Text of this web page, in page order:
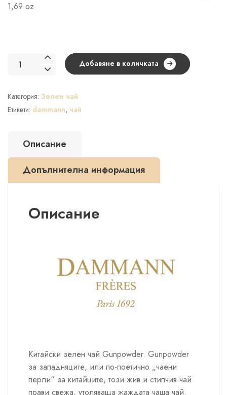
1,69 oz
количество
Gunpowder
–
сашета/
кутия
Добавяне в количката
Категория: Зелен чай
Етикети: dammann, чай
Описание
Допълнителна информация
Описание
Китайски зелен чай Gunpowder. Gunpowder
за западняците, или по-поетично „чаени
перли“ за китайците, този жив и стипчив чай
прави свежa, утоляваща жаждата чаша чай.